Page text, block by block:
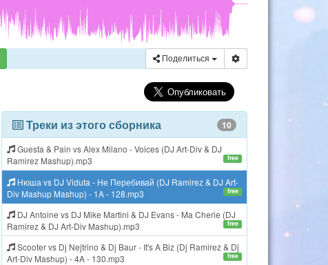
Поделиться
Треки из этого сборника 10
Guesta & Pain vs Alex Milano - Voices (DJ Art-Div & DJ
Ramirez Mashup).mp3
free
Нюша vs DJ Viduta - Не Перебивай (DJ Ramirez & DJ Art-
Div Mashup Mashup) - 1A - 128.mp3
free
DJ Antoine vs DJ Mike Martini & DJ Evans - Ma Cherie (DJ
Ramirez & DJ Art-Div Mashup).mp3
free
Scooter vs Dj Nejtrino & Dj Baur - It's A Biz (Dj Ramirez & Dj
Art-Div Mashup) - 4A - 130.mp3
free